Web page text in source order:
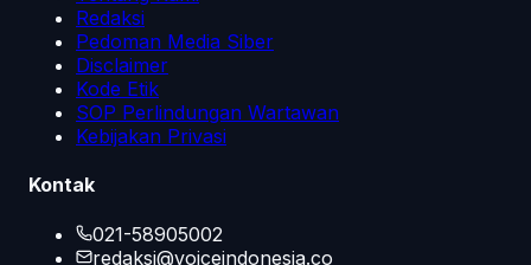
Redaksi
Pedoman Media Siber
Disclaimer
Kode Etik
SOP Perlindungan Wartawan
Kebijakan Privasi
Kontak
021-58905002
redaksi@voiceindonesia.co